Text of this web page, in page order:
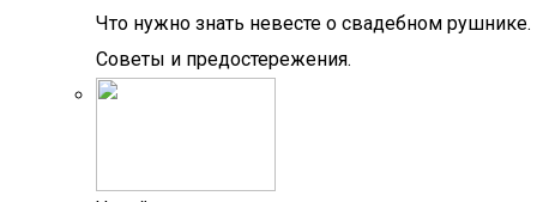
Что нужно знать невесте о свадебном рушнике.
Советы и предостережения.